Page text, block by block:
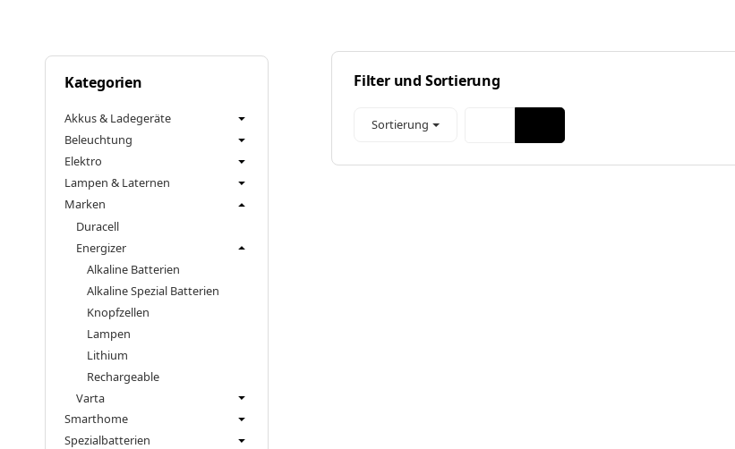
Filter und Sortierung
Sortierung
Kategorien
Akkus & Ladegeräte
Beleuchtung
Elektro
Lampen & Laternen
Marken
Duracell
Energizer
Alkaline Batterien
Alkaline Spezial Batterien
Knopfzellen
Lampen
Lithium
Rechargeable
Varta
Smarthome
Spezialbatterien